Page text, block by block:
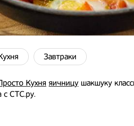
Завтраки
Кухня яичницу шакшуку
с СТС.ру.